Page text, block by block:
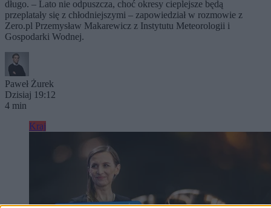
długo. – Lato nie odpuszcza, choć okresy cieplejsze będą
przeplatały się z chłodniejszymi – zapowiedział w rozmowie z
Zero.pl Przemysław Makarewicz z Instytutu Meteorologii i
Gospodarki Wodnej.
Paweł Żurek
Dzisiaj 19:12
4 min
Kraj